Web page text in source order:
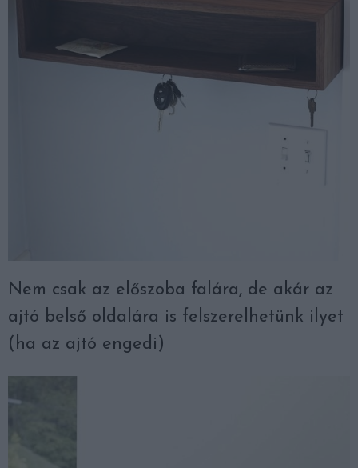
Nem csak az előszoba falára, de akár az
ajtó belső oldalára is felszerelhetünk ilyet
(ha az ajtó engedi)